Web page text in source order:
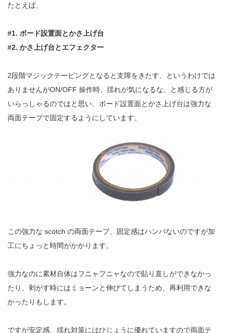
たとえば、
#1. ボード設置面とかさ上げ台
#2. かさ上げ台とエフェクター
2段階マジックテーピングとなると支障をきたす、というわけでは
ありませんがON/OFF 操作時、揺れが気になるな、と感じる方が
いらっしゃるのではと思い、ボード設置面とかさ上げ台は強力な
両面テープで固定するようにしています。
この強力な scotch の両面テープ、固定感はハンパないのですが加
工にちょっと時間がかかります。
強力なのに素材自体はフニャフニャなので貼り直しができなかっ
たり、剥がす時にはミョーンと伸びてしまうため、再利用できな
かったりもします。
ですが安定感、揺れ対策にはひじょうに優れていますので両面テ